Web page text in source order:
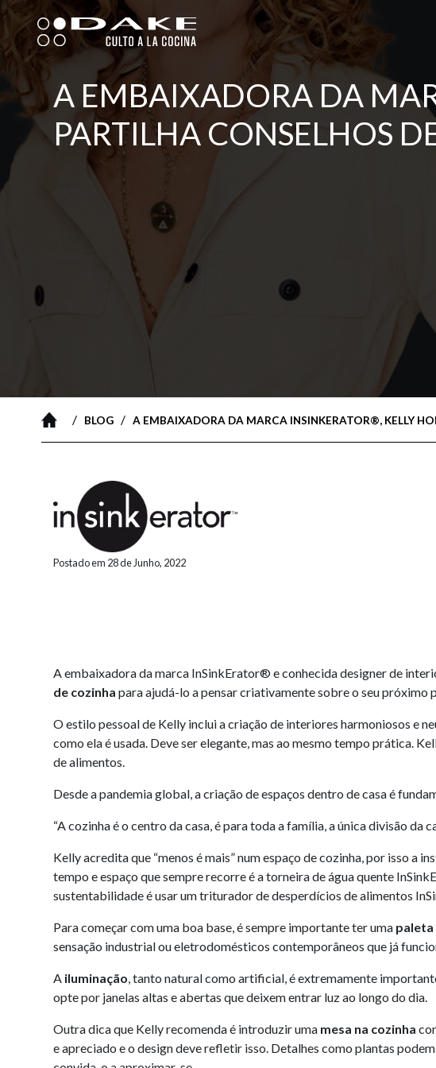
Skip
content
A EMBAIXADORA DA
PARTILHA CONSELHOS
/ BLOG / A EMBAIXADORA DA MARCA INSINKERATOR®, KELLY
Postado em 28 de Junho, 2022
A embaixadora da marca InSinkErator® e conhecida designer de
de cozinha para ajudá-lo a pensar criativamente sobre o seu próximo
O estilo pessoal de Kelly inclui a criação de interiores harmoniosos e
como ela é usada. Deve ser elegante, mas ao mesmo tempo prática.
de alimentos.
Desde a pandemia global, a criação de espaços dentro de casa é
“A cozinha é o centro da casa, é para toda a família, a única divisão
Kelly acredita que “menos é mais” num espaço de cozinha, por isso a
tempo e espaço que sempre recorre é a torneira de água quente
sustentabilidade é usar um triturador de desperdícios de alimentos
Para começar com uma boa base, é sempre importante ter uma paleta
sensação industrial ou eletrodomésticos contemporâneos que já
A iluminação, tanto natural como artificial, é extremamente
opte por janelas altas e abertas que deixem entrar luz ao longo do dia.
Outra dica que Kelly recomenda é introduzir uma mesa na cozinha
e apreciado e o design deve refletir isso. Detalhes como plantas